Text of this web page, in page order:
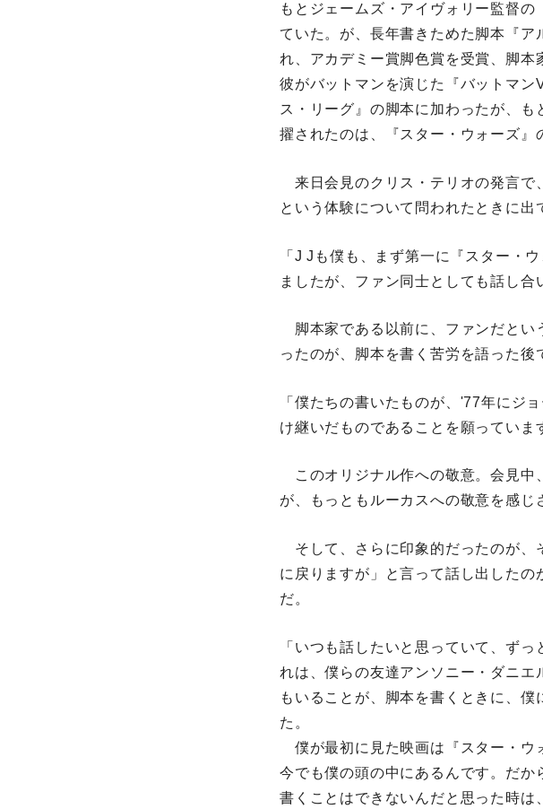
もとジェームズ・アイヴォリー監督
ていた。が、長年書きためた脚本『
れ、アカデミー賞脚色賞を受賞、脚本
彼がバットマンを演じた『バットマ
ス・リーグ』の脚本に加わったが、
擢されたのは、『スター・ウォーズ』
来日会見のクリス・テリオの発言で
という体験について問われたときに出
「J Jも僕も、まず第一に『スター・
ましたが、ファン同士としても話し合
脚本家である以前に、ファンだとい
ったのが、脚本を書く苦労を語った後
「僕たちの書いたものが、'77年にジ
け継いだものであることを願っていま
このオリジナル作への敬意。会見中
が、もっともルーカスへの敬意を感じ
そして、さらに印象的だったのが、
に戻りますが」と言って話し出した
だ。
「いつも話したいと思っていて、ず
れは、僕らの友達アンソニー・ダニ
もいることが、脚本を書くときに、
た。
僕が最初に見た映画は『スター・ウ
今でも僕の頭の中にあるんです。だ
書くことはできないんだと思った時